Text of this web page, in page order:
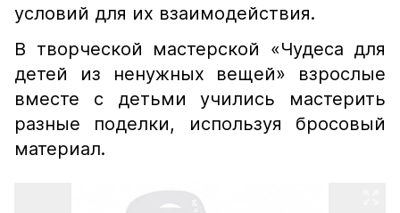
условий для их взаимодействия.
В творческой мастерской «Чудеса для
детей из ненужных вещей» взрослые
вместе с детьми учились мастерить
разные поделки, используя бросовый
материал.